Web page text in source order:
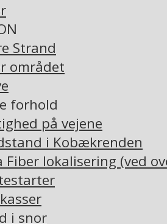
Strand
området
forhold
på vejene
i Kobækrenden
Fiber lokalisering (ved
i snor